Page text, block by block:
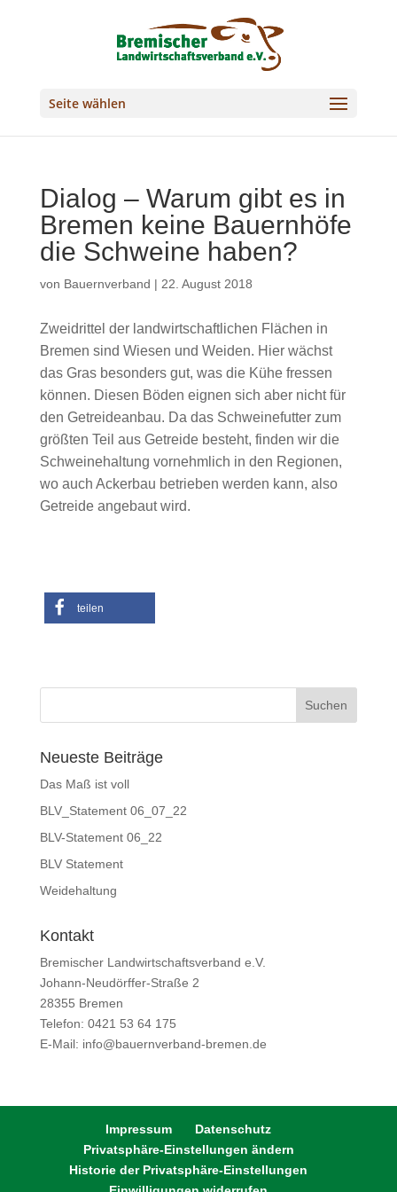
Seite wählen
Dialog – Warum gibt es in
Bremen keine Bauernhöfe
die Schweine haben?
von Bauernverband | 22. August 2018
Zweidrittel der landwirtschaftlichen Flächen in
Bremen sind Wiesen und Weiden. Hier wächst
das Gras besonders gut, was die Kühe fressen
können. Diesen Böden eignen sich aber nicht für
den Getreideanbau. Da das Schweinefutter zum
größten Teil aus Getreide besteht, finden wir die
Schweinehaltung vornehmlich in den Regionen,
wo auch Ackerbau betrieben werden kann, also
Getreide angebaut wird.
teilen
Neueste Beiträge
Das Maß ist voll
BLV_Statement 06_07_22
BLV-Statement 06_22
BLV Statement
Weidehaltung
Kontakt
Bremischer Landwirtschaftsverband e.V.
Johann-Neudörffer-Straße 2
28355 Bremen
Telefon: 0421 53 64 175
E-Mail: info@bauernverband-bremen.de
Impressum
Datenschutz
Privatsphäre-Einstellungen ändern
Historie der Privatsphäre-Einstellungen